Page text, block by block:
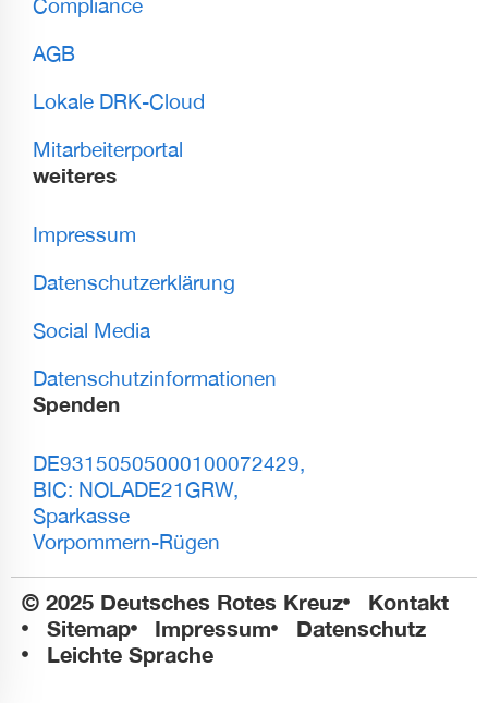
Compliance
AGB
Lokale DRK-Cloud
Mitarbeiterportal
weiteres
Impressum
Datenschutzerklärung
Social Media
Datenschutzinformationen
Spenden
DE93150505000100072429,
BIC: NOLADE21GRW,
Sparkasse
Vorpommern-Rügen
© 2025 Deutsches Rotes Kreuz
Kontakt
Sitemap
Impressum
Datenschutz
Leichte Sprache